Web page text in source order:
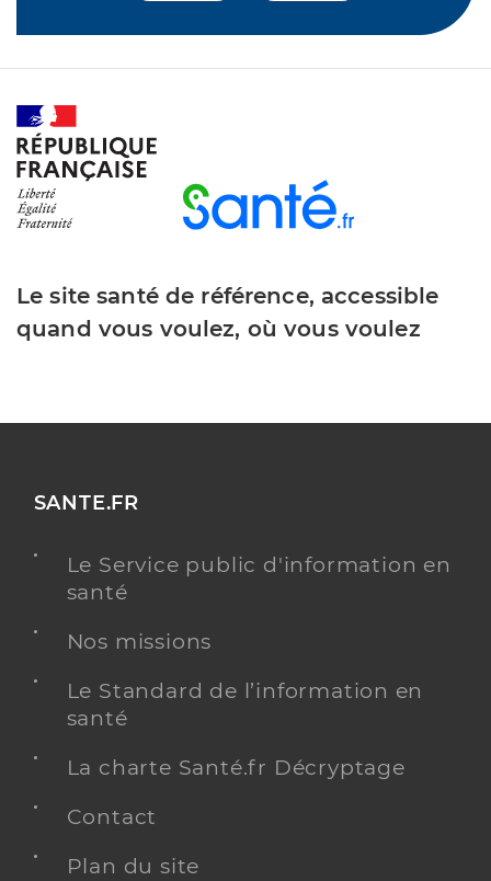
Le site santé de référence, accessible
quand vous voulez, où vous voulez
SANTE.FR
Le Service public d'information en
santé
Nos missions
Le Standard de l’information en
santé
La charte Santé.fr Décryptage
Contact
Plan du site